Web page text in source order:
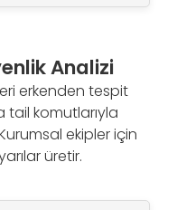
Analizi
erkenden tespit
komutlarıyla
ekipler için
üretir.